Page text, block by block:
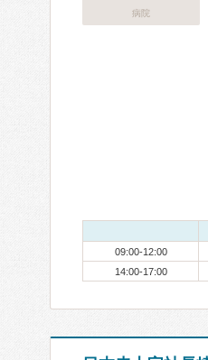
病院
09:00-12:00
14:00-17:00